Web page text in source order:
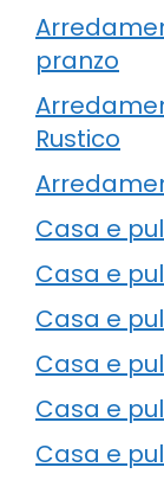
pranzo
Rustico
Casa e
Casa e
Casa e
Casa e
Casa e
Casa e